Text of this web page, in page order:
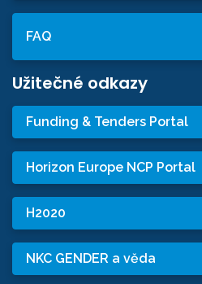
FAQ
Užitečné odkazy
Funding & Tenders Portal
Horizon Europe NCP Portal
H2020
NKC GENDER a věda